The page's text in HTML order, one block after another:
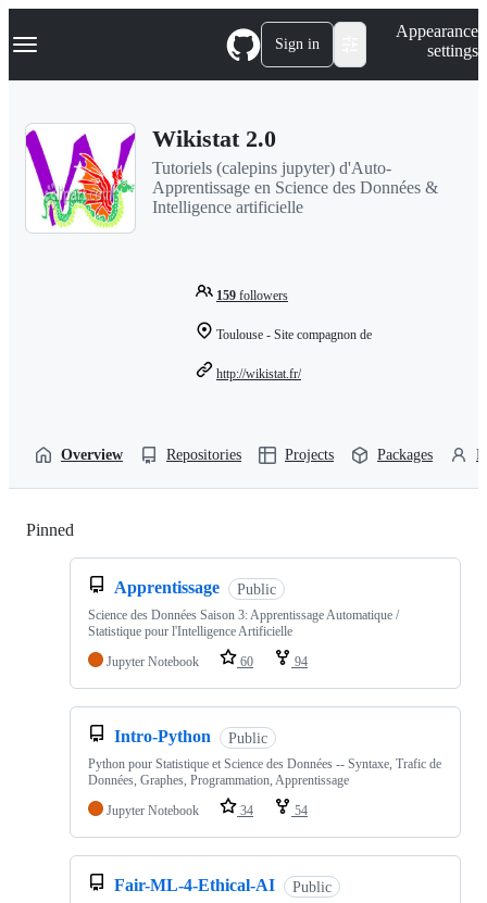
k
p
Navigation Menu Sign in
Appearance
settings
Wikistat 2.0
Tutoriels (calepins jupyter) d'Auto-
Apprentissage en Science des Données &
Intelligence artificielle
159 followers
Toulouse - Site compagnon de
http://wikistat.fr/
Overview Repositories Projects Packages
Pinned
Apprentissage Public
Science des Données Saison 3: Apprentissage Automatique /
Statistique pour l'Intelligence Artificielle
Jupyter Notebook
60 94
Intro-Python Public
Python pour Statistique et Science des Données -- Syntaxe, Trafic de
Données, Graphes, Programmation, Apprentissage
Jupyter Notebook
34 54
Fair-ML-4-Ethical-AI Public